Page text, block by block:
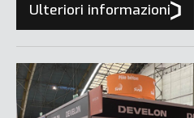
Ulteriori informazioni